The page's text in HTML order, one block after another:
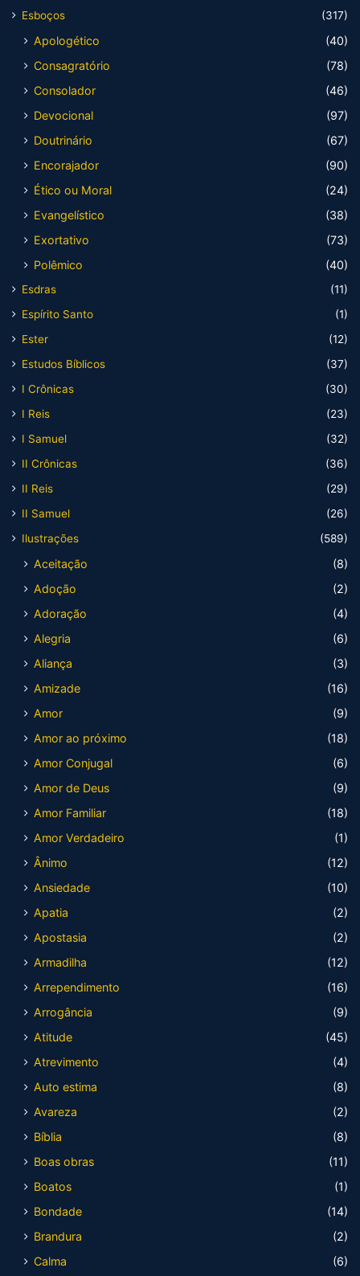
Esboços
(317)
Apologético
(40)
Consagratório
(78)
Consolador
(46)
Devocional
(97)
Doutrinário
(67)
Encorajador
(90)
Ético ou Moral
(24)
Evangelístico
(38)
Exortativo
(73)
Polêmico
(40)
Esdras
(11)
Espírito Santo
(1)
Ester
(12)
Estudos Bíblicos
(37)
I Crônicas
(30)
I Reis
(23)
I Samuel
(32)
II Crônicas
(36)
II Reis
(29)
II Samuel
(26)
Ilustrações
(589)
Aceitação
(8)
Adoção
(2)
Adoração
(4)
Alegria
(6)
Aliança
(3)
Amizade
(16)
Amor
(9)
Amor ao próximo
(18)
Amor Conjugal
(6)
Amor de Deus
(9)
Amor Familiar
(18)
Amor Verdadeiro
(1)
Ânimo
(12)
Ansiedade
(10)
Apatia
(2)
Apostasia
(2)
Armadilha
(12)
Arrependimento
(16)
Arrogância
(9)
Atitude
(45)
Atrevimento
(4)
Auto estima
(8)
Avareza
(2)
Bíblia
(8)
Boas obras
(11)
Boatos
(1)
Bondade
(14)
Brandura
(2)
Calma
(6)